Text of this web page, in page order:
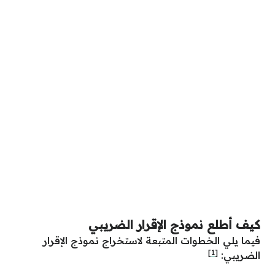
كيف أطلع نموذج الإقرار الضريبي
فيما يلي الخطوات المتبعة لاستخراج نموذج الإقرار
الضريبي: [1]